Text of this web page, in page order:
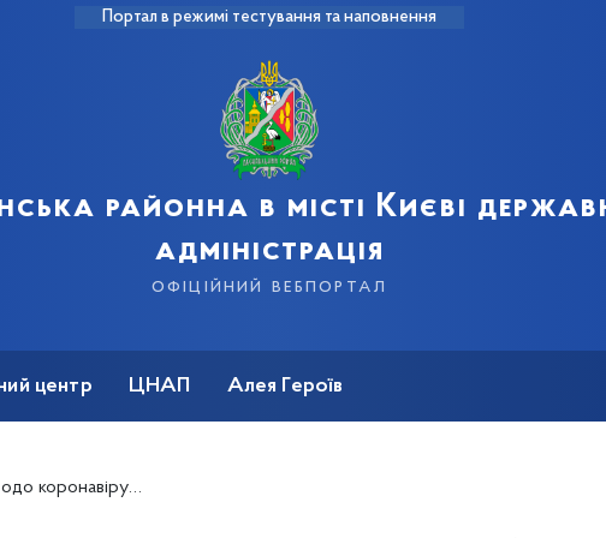
Портал в режимі тестування та наповнення
районна в місті Києві
адміністрація
офіційний вебпортал
центр ЦНАП Алея Героїв
хвороби COVID-19